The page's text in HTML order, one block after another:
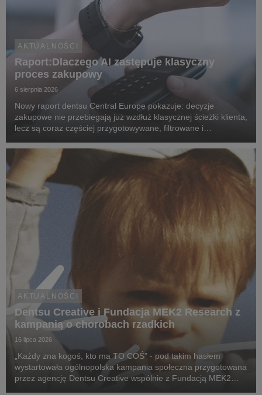
AKTUALNOŚCI
Raport:Dlaczego AI zastępuje klasyczny
proces zakupowy
6 sierpnia 2026
Nowy raport dentsu Central Europe pokazuje: decyzje
zakupowe nie przebiegają już wzdłuż klasycznej ścieżki klienta,
lecz są coraz częściej przygotowywane, filtrowane i
inteligencji.
AKTUALNOŚCI
Dentsu Creative i Fundacja MEK2 Research z
kampanią o chorobach rzadkich
16 lipca 2026
„Każdy zna kogoś, kto ma TO COŚ” - pod takim hasłem
wystartowała ogólnopolska kampania społeczna przygotowana
przez agencję Dentsu Creative wspólnie z Fundacją MEK2